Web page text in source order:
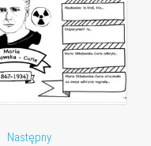
Następny